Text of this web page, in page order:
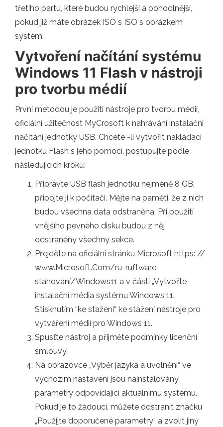
třetího partu, které budou rychlejší a pohodlnější,
pokud již máte obrázek ISO s ISO s obrázkem
systém.
Vytvoření načítání systému
Windows 11 Flash v nástroji
pro tvorbu médií
První metodou je použití nástroje pro tvorbu médií,
oficiální užitečnost MyCrosoft k nahrávání instalační
načítání jednotky USB. Chcete -li vytvořit nakládací
jednotku Flash s jeho pomocí, postupujte podle
následujících kroků:
Připravte USB flash jednotku nejméně 8 GB,
připojte ji k počítači. Mějte na paměti, že z nich
budou všechna data odstraněna. Při použití
vnějšího pevného disku budou z něj
odstraněny všechny sekce.
Přejděte na oficiální stránku Microsoft https: //
www.Microsoft.Com/ru-ruftware-
stahování/Windows11 a v části „Vytvořte
instalační média systému Windows 11„
Stisknutím “ke stažení“ ke stažení nástroje pro
vytváření médií pro Windows 11.
Spusťte nástroj a přijměte podmínky licenční
smlouvy.
Na obrazovce „Výběr jazyka a uvolnění“ ve
výchozím nastavení jsou nainstalovány
parametry odpovídající aktuálnímu systému.
Pokud je to žádoucí, můžete odstranit značku
„Použijte doporučené parametry“ a zvolit jiný